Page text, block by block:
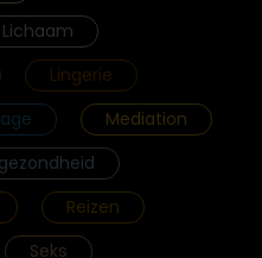
Lichaam
Lingerie
Mediation
Reizen
Seks